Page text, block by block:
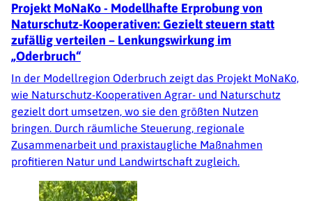
Projekt MoNaKo - Modellhafte Erprobung von
Naturschutz-Kooperativen: Gezielt steuern statt
zufällig verteilen – Lenkungswirkung im
„Oderbruch“
In der Modellregion Oderbruch zeigt das Projekt MoNaKo,
wie Naturschutz-Kooperativen Agrar- und Naturschutz
gezielt dort umsetzen, wo sie den größten Nutzen
bringen. Durch räumliche Steuerung, regionale
Zusammenarbeit und praxistaugliche Maßnahmen
profitieren Natur und Landwirtschaft zugleich.